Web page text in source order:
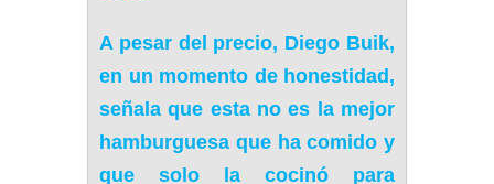
A pesar del precio, Diego Buik,
en un momento de honestidad,
señala que esta no es la mejor
hamburguesa que ha comido y
que
solo la cocinó para